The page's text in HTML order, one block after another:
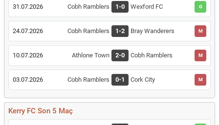
31.07.2026 Cobh Ramblers 1-0 Wexford FC G
24.07.2026 Cobh Ramblers 1-2 Bray Wanderers M
10.07.2026 Athlone Town 2-0 Cobh Ramblers M
03.07.2026 Cobh Ramblers 0-1 Cork City M
Kerry FC Son 5 Maç